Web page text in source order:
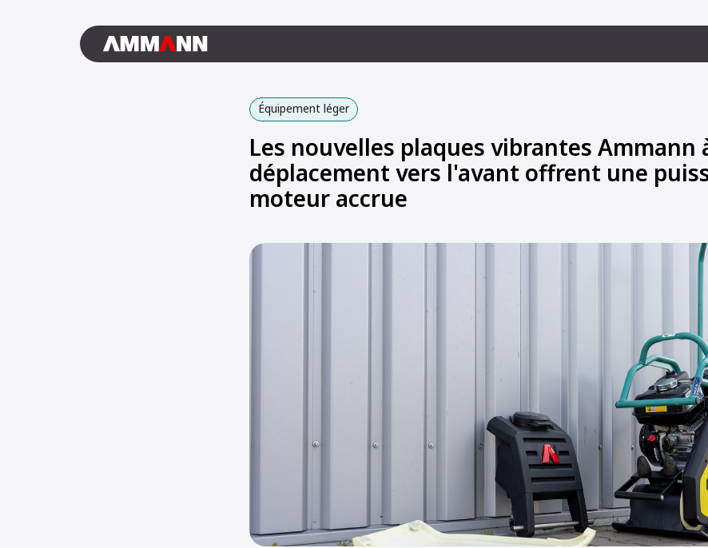
Équipement léger
Les nouvelles plaques vibrantes Ammann
déplacement vers l'avant offrent une
moteur accrue